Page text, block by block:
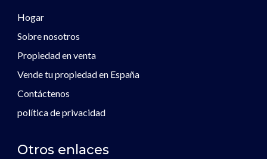
Hogar
Sobre nosotros
Propiedad en venta
Vende tu propiedad en España
Contáctenos
política de privacidad
Otros enlaces